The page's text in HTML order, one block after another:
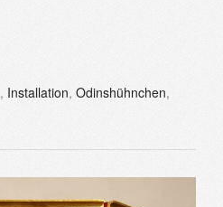
, Installation, Odinshühnchen,